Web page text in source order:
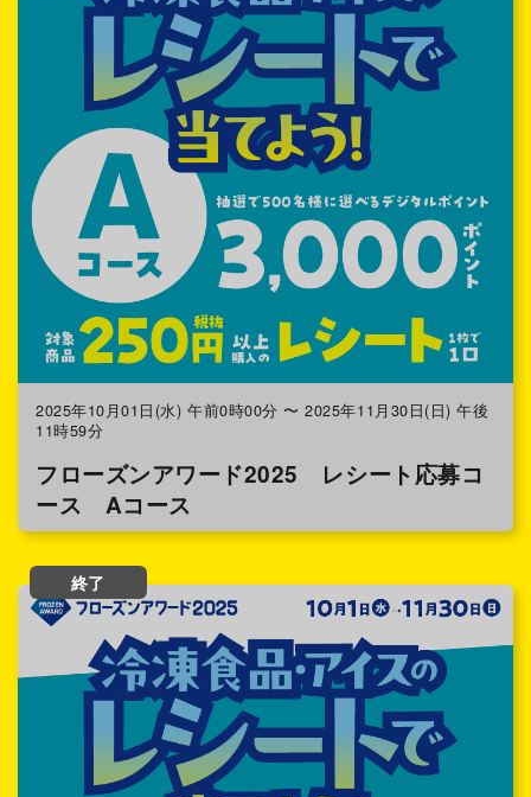
2025年10月01日(水) 午前0時00分 〜 2025年11月30日(日) 午後
11時59分
フローズンアワード2025 レシート応募コ
ース Aコース
終了